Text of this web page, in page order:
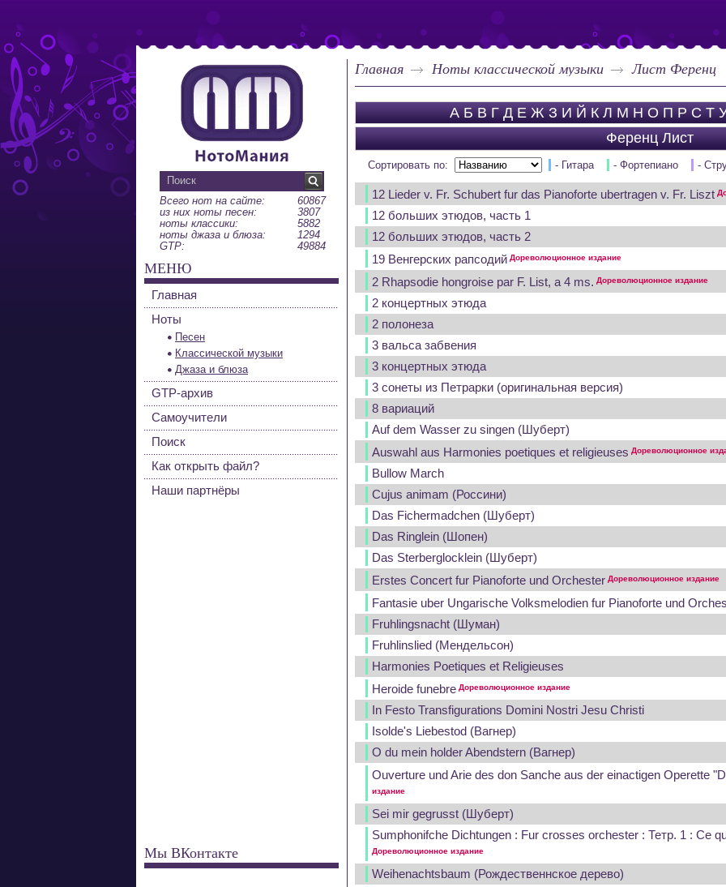
Главная Ноты классической музыки Лист Ференц
А Б В Г Д Е Ж З И Й К Л М Н О П Р С Т
Ференц Лист
Сортировать по: - Гитара - Фортепиано -
12 Lieder v. Fr. Schubert fur das Pianoforte ubertragen v. Fr. Liszt
12 больших этюдов, часть 1
12 больших этюдов, часть 2
19 Венгерских рапсодий Дореволюционное издание
2 Rhapsodie hongroise par F. List, a 4 ms. Дореволюционное издание
2 концертных этюда
2 полонеза
3 вальса забвения
3 концертных этюда
3 сонеты из Петрарки (оригинальная версия)
8 вариаций
Auf dem Wasser zu singen (Шуберт)
Auswahl aus Harmonies poetiques et religieuses Дореволюционное
Bullow March
Cujus animam (Россини)
Das Fichermadchen (Шуберт)
Das Ringlein (Шопен)
Das Sterberglocklein (Шуберт)
Erstes Concert fur Pianoforte und Orchester Дореволюционное издание
Fantasie uber Ungarische Volksmelodien fur Pianoforte und
Fruhlingsnacht (Шуман)
Fruhlinslied (Мендельсон)
Harmonies Poetiques et Religieuses
Heroide funebre Дореволюционное издание
In Festo Transfigurations Domini Nostri Jesu Christi
Isolde's Liebestod (Вагнер)
O du mein holder Abendstern (Вагнер)
Ouverture und Arie des don Sanche aus der einactigen Operette
издание
Sei mir gegrusst (Шуберт)
Sumphonifche Dichtungen : Fur crosses orchester : Тетр. 1 : Ce
Дореволюционное издание
Weihenachtsbaum (Рождественнское дерево)
Всего нот на сайте:
60867
из них ноты песен:
3807
ноты классики:
5882
ноты джаза и блюза:
1294
GTP:
49884
МЕНЮ
Главная
Ноты
Песен
Классической музыки
Джаза и блюза
GTP-архив
Самоучители
Поиск
Как открыть файл?
Наши партнёры
Мы ВКонтакте